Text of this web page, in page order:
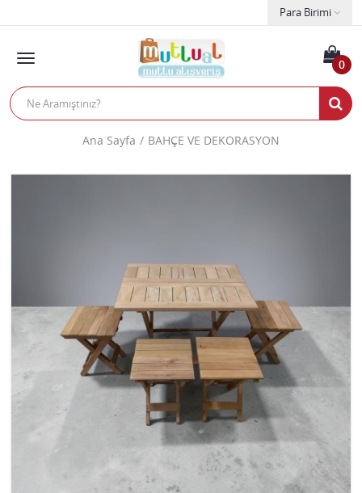
Para Birimi
0
Ana Sayfa BAHÇE VE DEKORASYON